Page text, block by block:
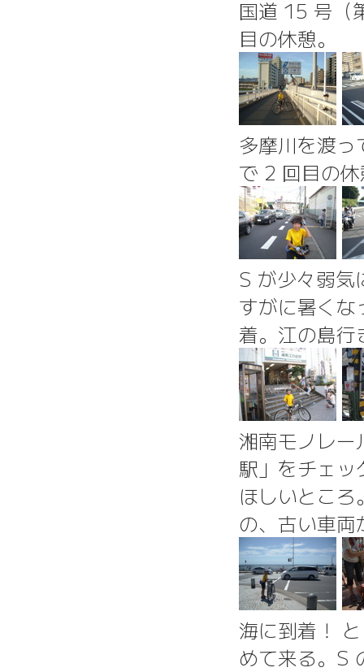
国道 15 号（
目の休憩。
多摩川を渡
で 2 回目の
S が少々弱気
すがに暑く
着。江の島
湘南モノレー
駅」をチェ
ほしいとこ
の、古い車
海に到着！
めて来る。S